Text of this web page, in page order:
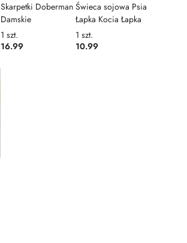
Skarpetki Doberman
Damskie
1 szt.
16.99
Świeca sojowa Psia
Łapka Kocia Łapka
1 szt.
10.99